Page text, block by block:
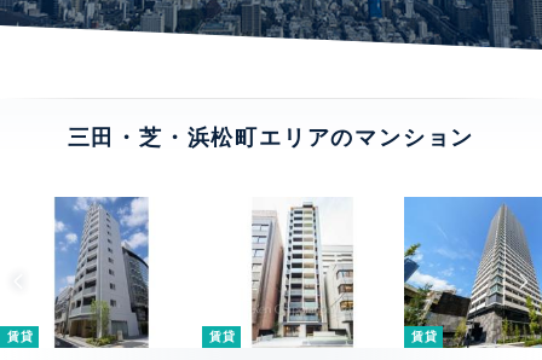
三田・芝・浜松町エリアのマンション
賃貸 賃貸 賃貸